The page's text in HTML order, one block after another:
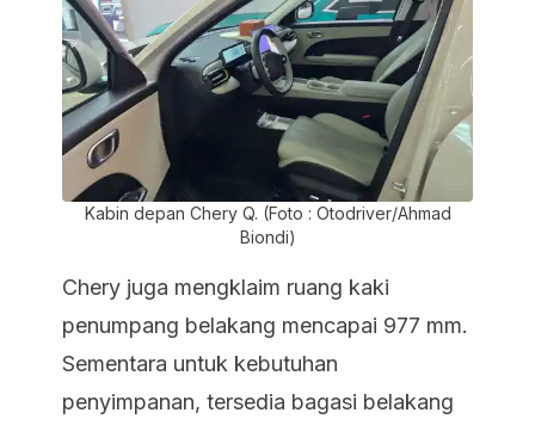
Kabin depan Chery Q. (Foto : Otodriver/Ahmad
Biondi)
Chery juga mengklaim ruang kaki
penumpang belakang mencapai 977 mm.
Sementara untuk kebutuhan
penyimpanan, tersedia bagasi belakang